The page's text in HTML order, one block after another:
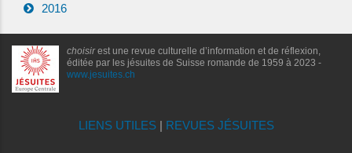
2016
choisirest une revue culturelle d’information et de réflexion,
éditée par les jésuites de Suisse romande de 1959 à 2023 -
www.jesuites.ch
LIENS UTILES| REVUES JÉSUITES